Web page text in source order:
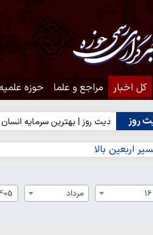
کل اخبار مراجع و علما حوزه
روز
روز | بهترین سرمایه انسان حدیث
16 مرداد